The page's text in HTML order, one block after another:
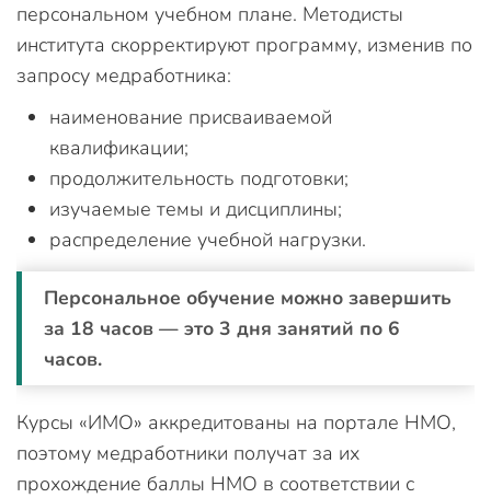
персональном учебном плане. Методисты
института скорректируют программу, изменив по
запросу медработника:
наименование присваиваемой
квалификации;
продолжительность подготовки;
изучаемые темы и дисциплины;
распределение учебной нагрузки.
Персональное обучение можно завершить
за 18 часов — это 3 дня занятий по 6
часов.
Курсы «ИМО» аккредитованы на портале НМО,
поэтому медработники получат за их
прохождение баллы НМО в соответствии с